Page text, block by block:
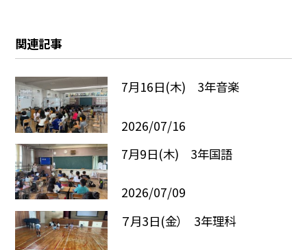
関連記事
7月16日(木) 3年音楽
2026/07/16
7月9日(木) 3年国語
2026/07/09
７月3日(金） 3年理科